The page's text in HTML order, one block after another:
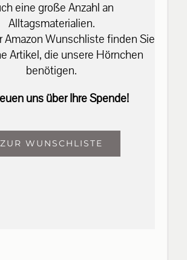
eine große Anzahl an
Alltagsmaterialien.
Amazon Wunschliste finden Sie
Artikel, die unsere Hörnchen
benötigen.
uns über Ihre Spende!
ZUR WUNSCHLISTE